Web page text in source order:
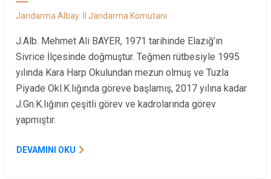
Jandarma Albay. İl Jandarma Komutanı
J.Alb. Mehmet Ali BAYER, 1971 tarihinde Elazığ’ın
Sivrice İlçesinde doğmuştur. Teğmen rütbesiyle 1995
yılında Kara Harp Okulundan mezun olmuş ve Tuzla
Piyade Okl.K.lığında göreve başlamış, 2017 yılına kadar
J.Gn.K.lığının çeşitli görev ve kadrolarında görev
yapmıştır.
DEVAMINI OKU